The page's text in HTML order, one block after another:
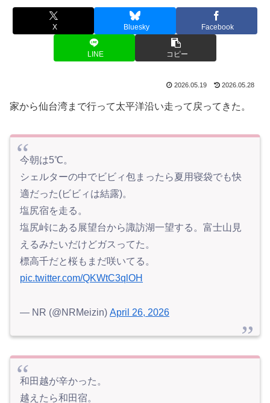
X Bluesky Facebook
LINE コピー
2026.05.19 2026.05.28
家から仙台湾まで行って太平洋沿い走って戻ってきた。
今朝は5℃。
シェルターの中でビビィ包まったら夏用寝袋でも快
適だった(ビビィは結露)。
塩尻宿を走る。
塩尻峠にある展望台から諏訪湖一望する。富士山見
えるみたいだけどガスってた。
標高千だと桜もまだ咲いてる。
pic.twitter.com/QKWtC3qlOH
— NR (@NRMeizin) April 26, 2026
和田越が辛かった。
越えたら和田宿。